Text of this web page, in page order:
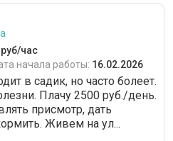
час
начала работы: 16.02.2026
в садик, но часто болеет.
Плачу 2500 руб./день.
присмотр, дать
Живем на ул...